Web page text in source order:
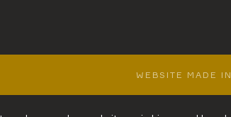
WEBSITE MADE